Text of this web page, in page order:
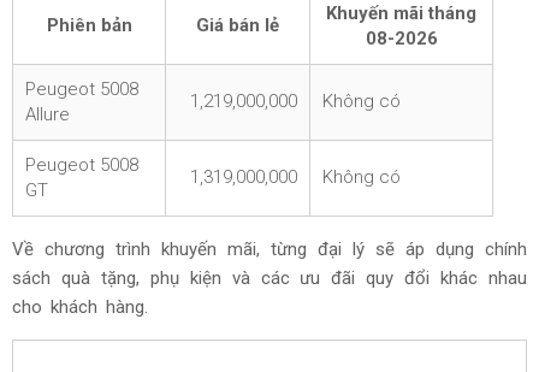
Phiên bản Giá bán lẻ
Khuyến mãi tháng
08-2026
Peugeot 5008
Allure
1,219,000,000 Không có
Peugeot 5008
GT
1,319,000,000 Không có
Về chương trình khuyến mãi, từng đại lý sẽ áp dụng chính
sách quà tặng, phụ kiện và các ưu đãi quy đổi khác nhau
cho khách hàng.